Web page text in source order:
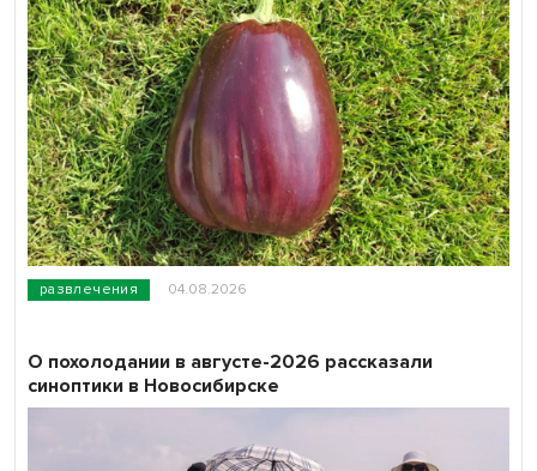
развлечения 04.08.2026
О похолодании в августе-2026 рассказали
синоптики в Новосибирске